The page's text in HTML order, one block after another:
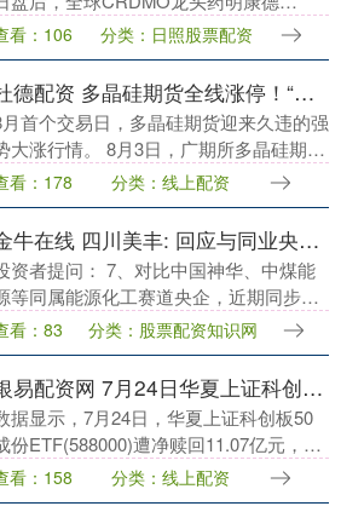
603259）发布2026年半年度报告。公司
半年实现营收288.97亿元，同比增长....
看：106 分类：日照股票配资
杜德配资 多晶硅期货全线涨停！“反内卷”预期再升温 周期拐点来了？
首个交易日，多晶硅期货迎来久违的强
大涨行情。 8月3日，广期所多晶硅期货
盘震荡走高，午后全线封涨停，主力合
收报35890元/吨，逼近3.6万元关口，
市....
看：178 分类：线上配资
金牛在线 四川美丰: 回应与同业央企资本端维稳举措执行力度差距问题
资者提问： 7、对比中国神华、中煤能
等同属能源化工赛道央企，近期同步落
回购+分红组合拳，四川美丰除了主业
本之外，在资本端维稳举措明显滞后。
否说明和同业....
看：83 分类：股票配资知识网
银易配资网 7月24日华夏上证科创板50成份ETF(588000)遭净赎回11.07亿元, 位居当日股票ETF净流出排名2/1273
据显示，7月24日，华夏上证科创板50
份ETF(588000)遭净赎回11.07亿元，位
当日股票ETF净流出排名2/1273。最新
模858.68亿元，前....
看：158 分类：线上配资